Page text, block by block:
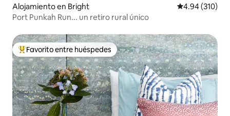
Alojamiento en Bright Calificación
4.94 (310)
Port Punkah Run... un retiro rural único
Favorito entre huéspedes preferido
Favorito entre huéspedes